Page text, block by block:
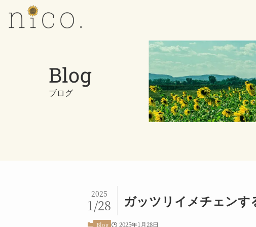
Blog
ブログ
ガッツリイメチェンす
2025
1/28
Blog 2025年1月28日